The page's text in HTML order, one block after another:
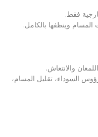
فقط.
وينظفها بالكامل.
والانتعاش.
السوداء، تقليل المسام،